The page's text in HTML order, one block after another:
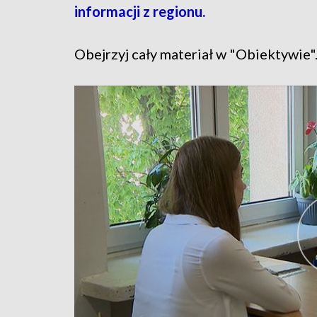
informacji z regionu.
Obejrzyj cały materiał w "Obiektywie".